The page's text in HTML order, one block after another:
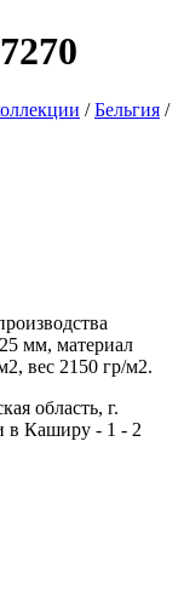
/ Бельгия /
мм, материал
вес 2150 гр/м2.
область, г.
в Каширу - 1 - 2